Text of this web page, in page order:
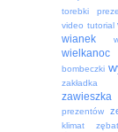
torebki
video tutorial
wianek
wielkanoc
bombeczki
zakładka
zawieszka
prezentów
klimat